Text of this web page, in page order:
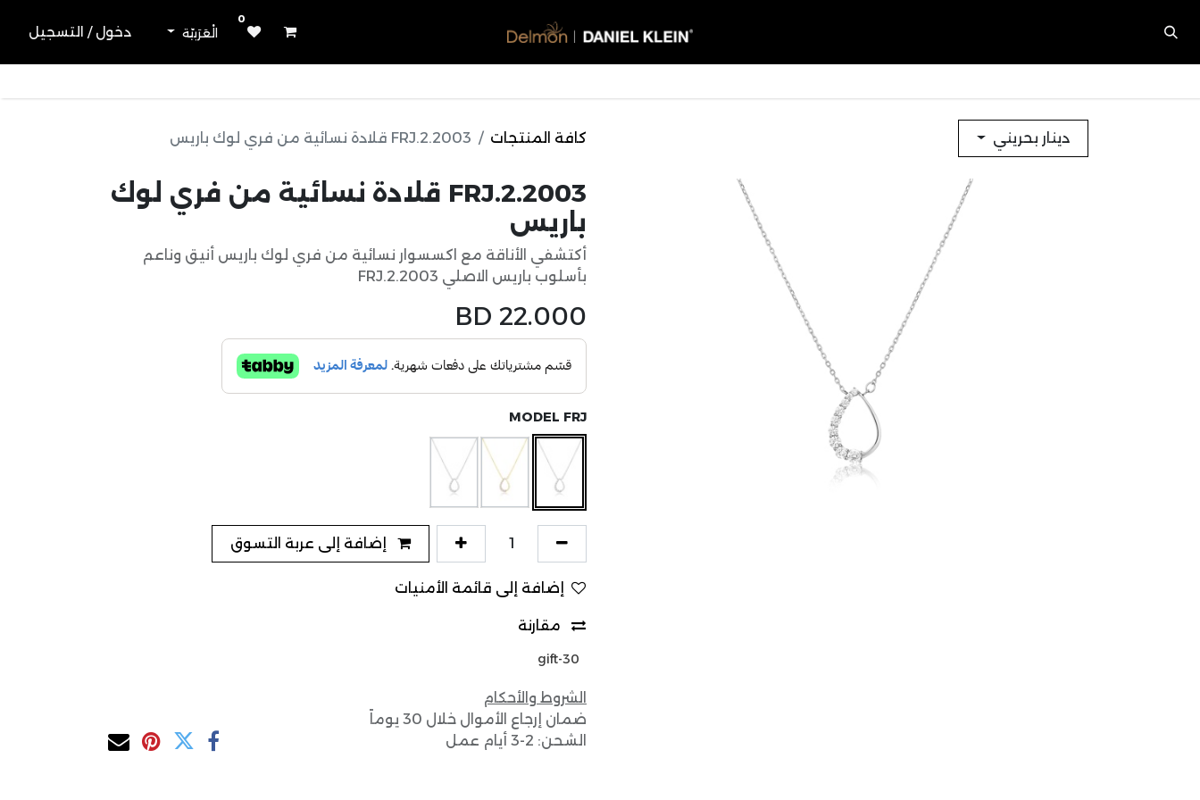
0
الْعَرَبيّة دخول / التسجيل
دينار بحريني كافة المنتجات FRJ.2.2003 قلادة نسائية من فري لوك باريس
FRJ.2.2003 قلادة نسائية من فري لوك
باريس
أكتشفي الأناقة مع اكسسوار نسائية من فري لوك باريس أنيق وناعم
بأسلوب باريس الاصلي FRJ.2.2003
22.000
MODEL FRJ
إضافة إلى عربة التسوق
إضافة إلى قائمة الأمنيات
مقارنة
gift-30
الشروط والأحكام
ضمان إرجاع الأموال خلال 30 يوماً
الشحن: 2-3 أيام عمل